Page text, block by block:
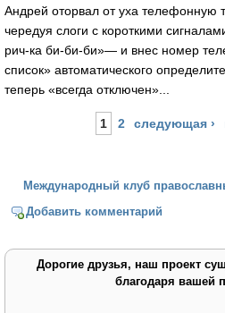
Андрей оторвал от уха телефонную
чередуя слоги с короткими
рич-ка би-би-би»— и внес номер
список» автоматического
теперь «всегда отключен»...
1 2 следующая ›
Международный клуб
Добавить комментарий
Дорогие друзья, наш проект
благодаря вашей